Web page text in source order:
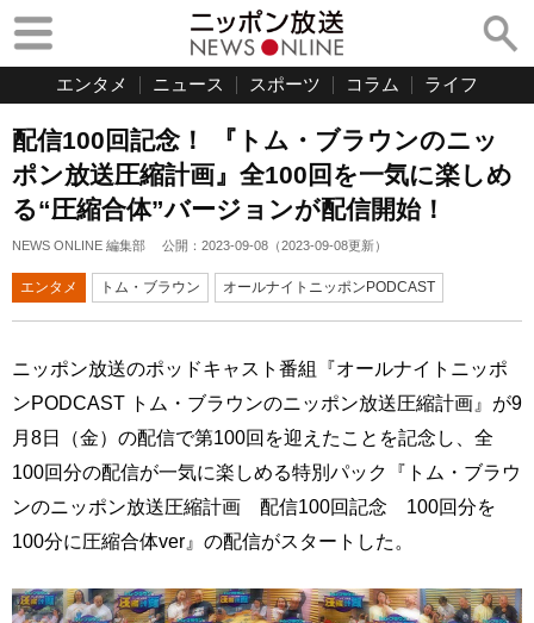
エンタメ ニュース スポーツ コラム ライフ
配信100回記念！ 『トム・ブラウンのニッ
ポン放送圧縮計画』全100回を一気に楽しめ
る“圧縮合体”バージョンが配信開始！
NEWS ONLINE 編集部 公開： 2023-09-08 （2023-09-08更新）
エンタメ トム・ブラウン オールナイトニッポンPODCAST
ニッポン放送のポッドキャスト番組『オールナイトニッポ
ンPODCAST トム・ブラウンのニッポン放送圧縮計画』が9
月8日（金）の配信で第100回を迎えたことを記念し、全
100回分の配信が一気に楽しめる特別パック『トム・ブラウ
ンのニッポン放送圧縮計画 配信100回記念 100回分を
100分に圧縮合体ver』の配信がスタートした。